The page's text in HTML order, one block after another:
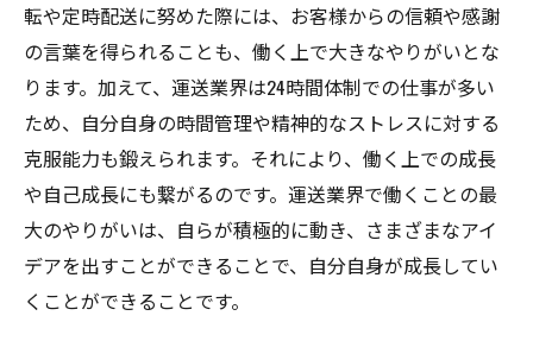
転や定時配送に努めた際には、お客様からの信頼や感謝
の言葉を得られることも、働く上で大きなやりがいとな
ります。加えて、運送業界は24時間体制での仕事が多い
ため、自分自身の時間管理や精神的なストレスに対する
克服能力も鍛えられます。それにより、働く上での成長
や自己成長にも繋がるのです。運送業界で働くことの最
大のやりがいは、自らが積極的に動き、さまざまなアイ
デアを出すことができることで、自分自身が成長してい
くことができることです。